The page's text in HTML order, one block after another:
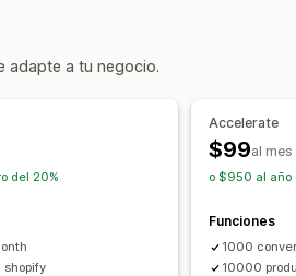
Recomendaciones de productos
adapte a tu negocio.
del 20%
shopify
Accelerate
$99al mes
o $950 al año
Funciones
1000
10000